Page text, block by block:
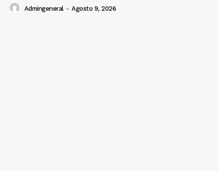
Admingeneral - Agosto 9, 2026